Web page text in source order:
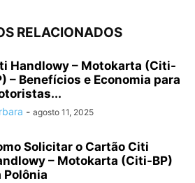
RELACIONADOS
Handlowy – Motokarta (Citi-
– Benefícios e Economia para
- agosto 11, 2025
Solicitar o Cartão Citi
– Motokarta (Citi-BP)
Polônia